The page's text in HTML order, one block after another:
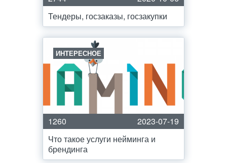
Тендеры, госзаказы, госзакупки
ИНТЕРЕСНОЕ
1260
2023-07-19
Что такое услуги нейминга и
брендинга